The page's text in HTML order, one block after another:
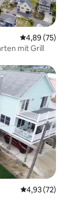
4,89 (75)
mit Grill
4,93 (72)